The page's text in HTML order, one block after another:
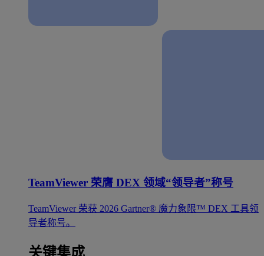
TeamViewer 荣膺 DEX 领域“领导者”称号
TeamViewer 荣获 2026 Gartner® 魔力象限™ DEX 工具领
导者称号。
关键集成